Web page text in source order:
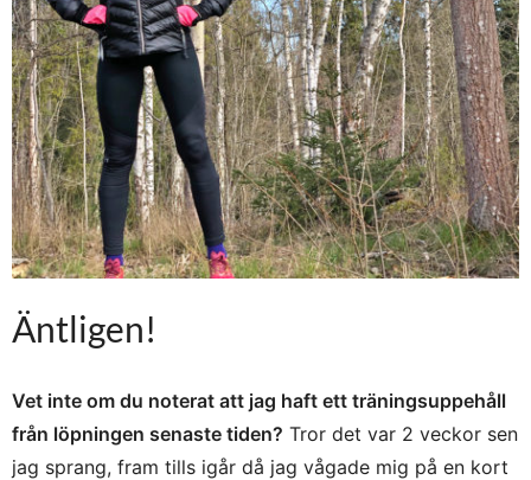
Äntligen!
Vet inte om du noterat att jag haft ett träningsuppehåll
från löpningen senaste tiden? Tror det var 2 veckor sen
jag sprang, fram tills igår då jag vågade mig på en kort